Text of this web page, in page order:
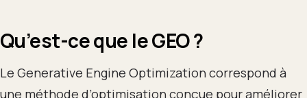
Qu’est-ce que le GEO ?
Le Generative Engine Optimization correspond à
une méthode d’optimisation conçue pour améliorer